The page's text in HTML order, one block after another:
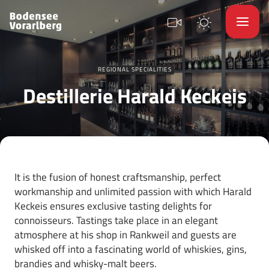
REGIONAL SPECIALITIES
Destillerie Harald Keckeis
It is the fusion of honest craftsmanship, perfect
workmanship and unlimited passion with which Harald
Keckeis ensures exclusive tasting delights for
connoisseurs. Tastings take place in an elegant
atmosphere at his shop in Rankweil and guests are
whisked off into a fascinating world of whiskies, gins,
brandies and whisky-malt beers.